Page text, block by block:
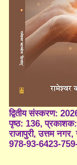
द्वितीय संस्करण:
पृष्ठ: 136,
राजापुरी, उत्तम
978-93-6423-